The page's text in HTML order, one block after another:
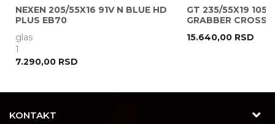
NEXEN 205/55X16 91V N BLUE HD
PLUS EB70
glas
1
7.290,00 RSD
GT 235/55X19 105V
GRABBER CROSS
15.640,00 RSD
KONTAKT